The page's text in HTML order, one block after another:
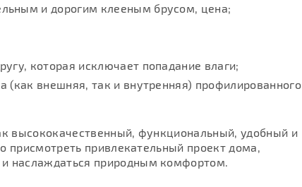
и дорогим клееным брусом, цена;
которая исключает попадание влаги;
(как внешняя, так и внутренняя) профилированного
высококачественный, функциональный, удобный и
присмотреть привлекательный проект дома,
наслаждаться природным комфортом.